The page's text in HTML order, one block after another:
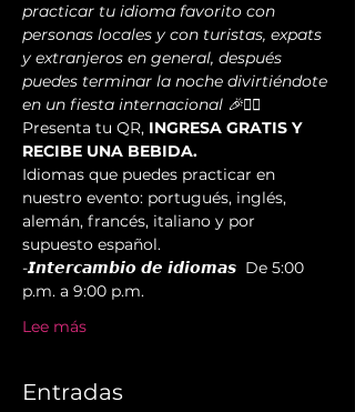
practicar tu idioma favorito con
personas locales y con turistas, expats
y extranjeros en general, después
puedes terminar la noche divirtiéndote
en un fiesta internacional 🎉✌🏻️
Presenta tu QR, INGRESA GRATIS Y
RECIBE UNA BEBIDA.
Idiomas que puedes practicar en
nuestro evento: portugués, inglés,
alemán, francés, italiano y por
supuesto español.
-𝙄𝙣𝙩𝙚𝙧𝙘𝙖𝙢𝙗𝙞𝙤 𝙙𝙚 𝙞𝙙𝙞𝙤𝙢𝙖𝙨  De 5:00
p.m. a 9:00 p.m.
Lee más
Entradas